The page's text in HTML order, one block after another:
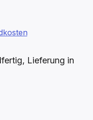
Lieferung in